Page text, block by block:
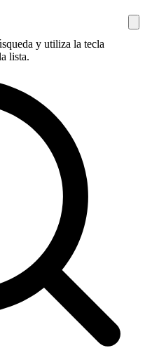
y utiliza la tecla
lista.